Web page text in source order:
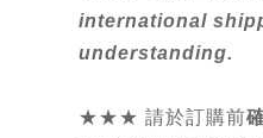
international
understanding.
★★★ 請於訂購前